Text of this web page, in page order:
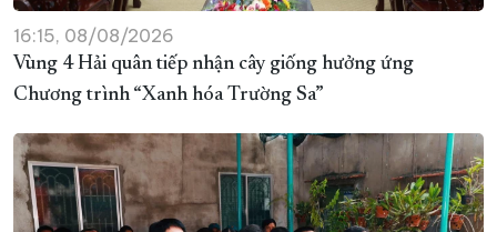
16:15, 08/08/2026
Vùng 4 Hải quân tiếp nhận cây giống hưởng ứng
Chương trình “Xanh hóa Trường Sa”